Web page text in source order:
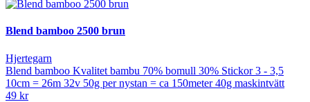
Blend bamboo 2500 brun
Hjertegarn
Blend bamboo Kvalitet bambu 70% bomull 30% Stickor 3 - 3,5
10cm = 26m 32v 50g per nystan = ca 150meter 40g maskintvätt
49 kr